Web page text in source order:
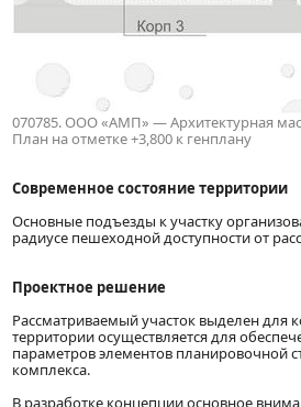
070785. ООО «АМП» — Архитектурная
План на отметке +3,800 к генплану
Современное состояние территории
Основные подъезды к участку
радиусе пешеходной доступности от
Проектное решение
Рассматриваемый участок выделен для
территории осуществляется для
параметров элементов планировочной
комплекса.